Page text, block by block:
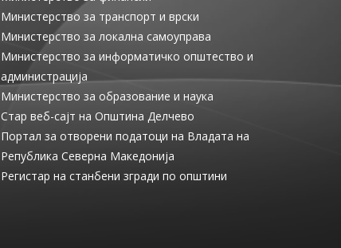
Министерство за транспорт и врски
Министерство за локална самоуправа
Министерство за информатичко општество и
администрација
Министерство за образование и наука
Стар веб-сајт на Општина Делчево
Портал за отворени податоци на Владата на
Република Северна Македонија
Регистар на станбени згради по општини